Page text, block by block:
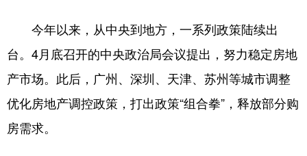
今年以来，从中央到地方，一系列政策陆续出
台。4月底召开的中央政治局会议提出，努力稳定房地
产市场。此后，广州、深圳、天津、苏州等城市调整
优化房地产调控政策，打出政策“组合拳”，释放部分购
房需求。